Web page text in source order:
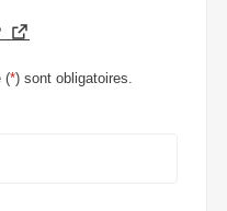
(*) sont obligatoires.